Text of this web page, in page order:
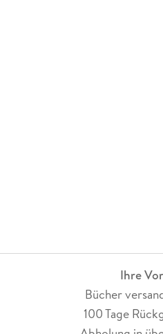
Ihre
Bücher
100 Tage